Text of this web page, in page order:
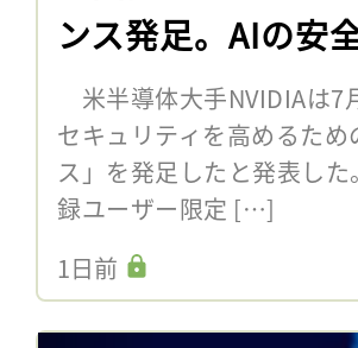
ンス発足。AIの安
米半導体大手NVIDIAは7
セキュリティを高めるた
ス」を発足したと発表し
録ユーザー限定 […]
1日前